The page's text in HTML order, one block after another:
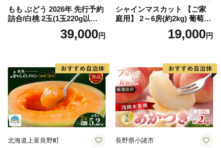
もも ぶどう 2026年 先行予約
詰合/白桃 2玉(1玉220g以
上)・シャインマスカット 晴
39,000円
シャインマスカット 【ご家
庭用】 2～6房(約2kg) 葡萄 ぶ
どう ブドウ フルーツ 果物 く
だもの 果実 旬の果物 旬のフ
19,000円
北海道上富良野町 長野県小諸市